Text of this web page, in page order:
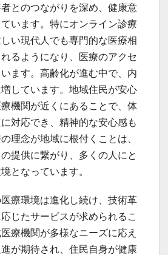
とのつながりを深め、健康意
います。特にオンライン診療
い現代人でも専門的な医療相
るようになり、医療のアクセ
ます。高齢化が進む中で、内
しています。地域住民が安心
機関が近くにあることで、体
対応でき、精神的な安心感も
理念が地域に根付くことは、
提供に繋がり、多くの人にと
となっています。
療環境は進化し続け、技術革
じたサービスが求められるこ
療機関が多様なニーズに応え
が期待され、住民自身が健康